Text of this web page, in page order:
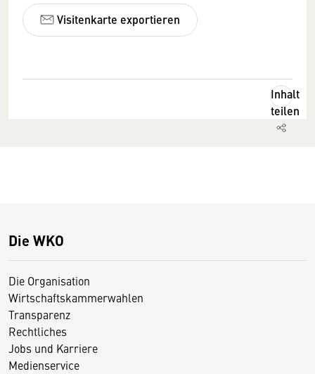
Visitenkarte exportieren
Inhalt
teilen
Die WKO
Die Organisation
Wirtschaftskammerwahlen
Transparenz
Rechtliches
Jobs und Karriere
Medienservice